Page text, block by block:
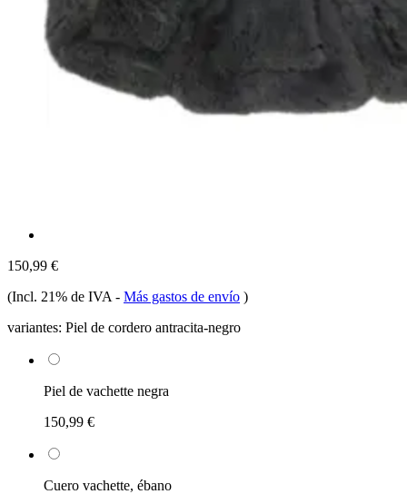
150,99 €
(Incl. 21% de IVA - Más gastos de envío )
variantes: Piel de cordero antracita-negro
Piel de vachette negra
150,99 €
Cuero vachette, ébano